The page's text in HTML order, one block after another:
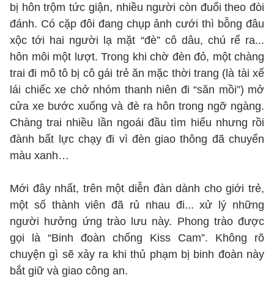
bị hôn trộm tức giận, nhiều người còn đuổi theo đòi
đánh. Có cặp đôi đang chụp ảnh cưới thì bỗng đâu
xộc tới hai người lạ mặt “đè” cô dâu, chú rể ra...
hôn môi một lượt. Trong khi chờ đèn đỏ, một chàng
trai đi mô tô bị cô gái trẻ ăn mặc thời trang (là tài xế
lái chiếc xe chở nhóm thanh niên đi “săn mồi”) mở
cửa xe bước xuống và đè ra hôn trong ngỡ ngàng.
Chàng trai nhiều lần ngoái đầu tìm hiểu nhưng rồi
đành bất lực chạy đi vì đèn giao thông đã chuyển
màu xanh…
Mới đây nhất, trên một diễn đàn dành cho giới trẻ,
một số thành viên đã rủ nhau đi... xử lý những
người hưởng ứng trào lưu này. Phong trào được
gọi là “Binh đoàn chống Kiss Cam”. Không rõ
chuyện gì sẽ xảy ra khi thủ phạm bị binh đoàn này
bắt giữ và giao công an.